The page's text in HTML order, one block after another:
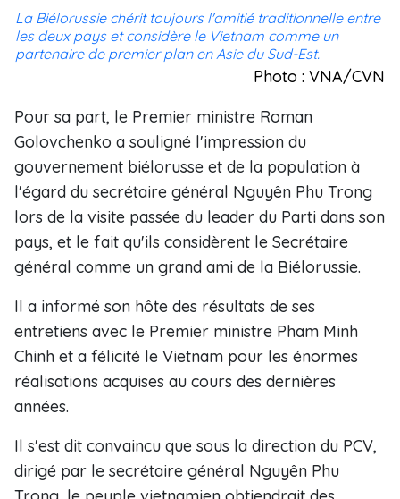
La Biélorussie chérit toujours l'amitié traditionnelle entre
les deux pays et considère le Vietnam comme un
partenaire de premier plan en Asie du Sud-Est.
Photo : VNA/CVN
Pour sa part, le Premier ministre Roman
Golovchenko a souligné l'impression du
gouvernement biélorusse et de la population à
l'égard du secrétaire général Nguyên Phu Trong
lors de la visite passée du leader du Parti dans son
pays, et le fait qu'ils considèrent le Secrétaire
général comme un grand ami de la Biélorussie.
Il a informé son hôte des résultats de ses
entretiens avec le Premier ministre Pham Minh
Chinh et a félicité le Vietnam pour les énormes
réalisations acquises au cours des dernières
années.
Il s'est dit convaincu que sous la direction du PCV,
dirigé par le secrétaire général Nguyên Phu